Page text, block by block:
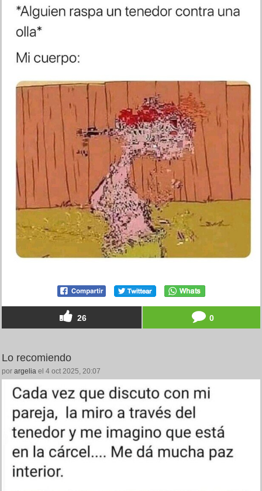
26 0
Lo recomiendo
por argelia el 4 oct 2025, 20:07